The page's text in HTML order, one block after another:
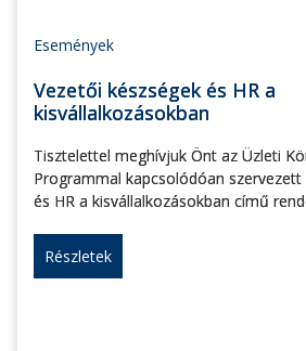
Események
Vezetői készségek és HR a
kisvállalkozásokban
Tisztelettel meghívjuk Önt az Üzleti
Programmal kapcsolódóan szervezett
és HR a kisvállalkozásokban című
Részletek